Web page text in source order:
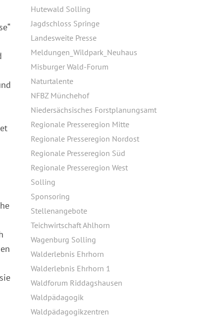
Hutewald Solling
Jagdschloss Springe
Landesweite Presse
Meldungen_Wildpark_Neuhaus
Misburger Wald-Forum
Naturtalente
NFBZ Münchehof
Niedersächsisches Forstplanungsamt
Regionale Presseregion Mitte
Regionale Presseregion Nordost
Regionale Presseregion Süd
Regionale Presseregion West
Solling
Sponsoring
Stellenangebote
Teichwirtschaft Ahlhorn
Wagenburg Solling
Walderlebnis Ehrhorn
Walderlebnis Ehrhorn 1
Waldforum Riddagshausen
Waldpädagogik
Waldpädagogikzentren